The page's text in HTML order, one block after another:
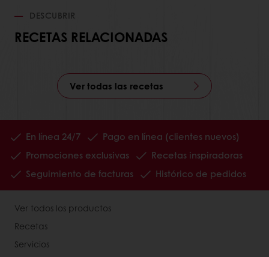
DESCUBRIR
RECETAS RELACIONADAS
Ver todas las recetas
En línea 24/7
Pago en línea (clientes nuevos)
Promociones exclusivas
Recetas inspiradoras
Seguimiento de facturas
Histórico de pedidos
Ver todos los productos
Recetas
Servicios